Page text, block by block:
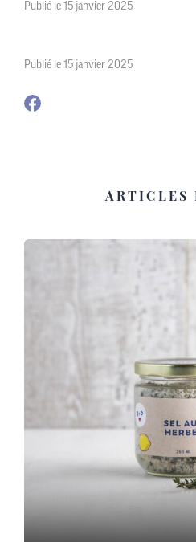
Publié le 15 janvier 2025
Publié le 15 janvier 2025
ARTICLES